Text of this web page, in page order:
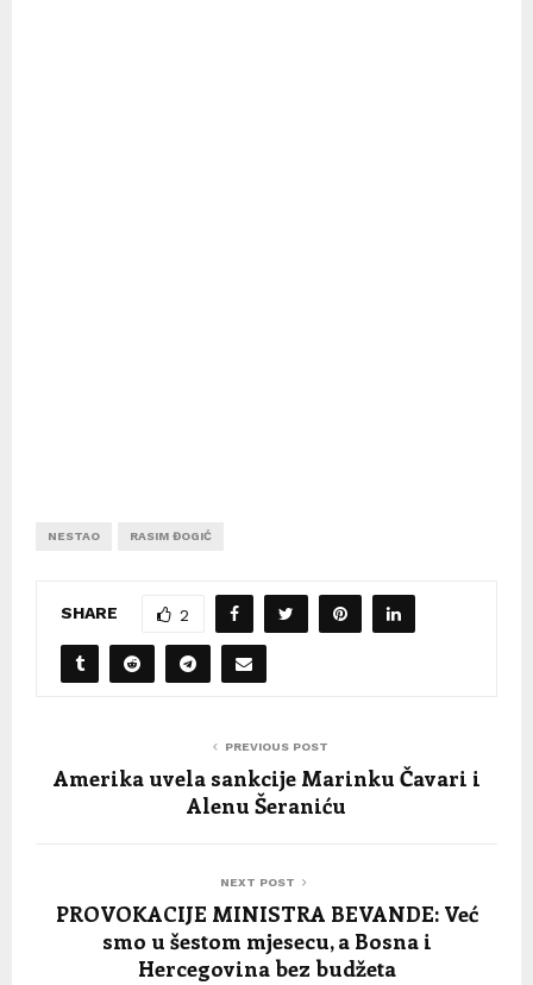
NESTAO RASIM ĐOGIĆ
SHARE 2
PREVIOUS POST
Amerika uvela sankcije Marinku Čavari i
Alenu Šeraniću
NEXT POST
PROVOKACIJE MINISTRA BEVANDE: Već
smo u šestom mjesecu, a Bosna i
Hercegovina bez budžeta